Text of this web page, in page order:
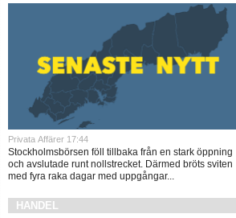
Privata Affärer 17:44
Stockholmsbörsen föll tillbaka från en stark öppning
och avslutade runt nollstrecket. Därmed bröts sviten
med fyra raka dagar med uppgångar...
HANDEL